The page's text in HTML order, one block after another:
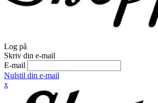
Log på
Skriv din e-mail
E-mail
Nulstil din e-mail
x